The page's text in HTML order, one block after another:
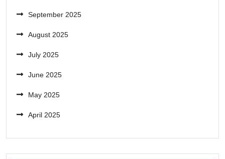
September 2025
August 2025
July 2025
June 2025
May 2025
April 2025